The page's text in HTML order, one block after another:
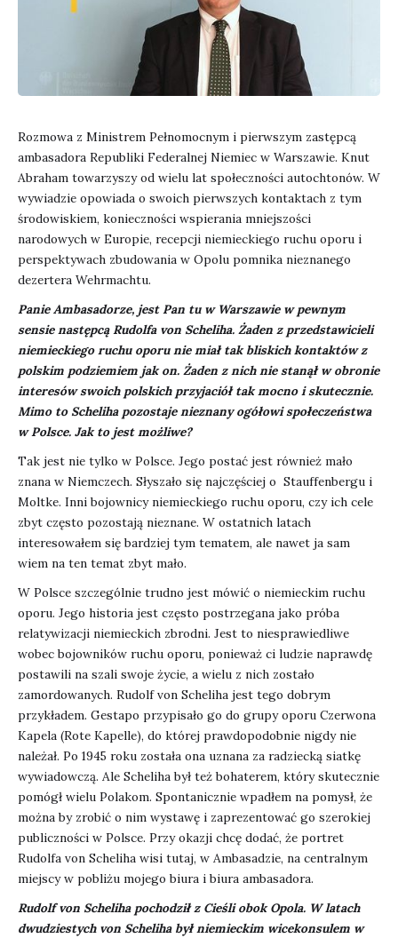
Rozmowa z Ministrem Pełnomocnym i pierwszym zastępcą
ambasadora Republiki Federalnej Niemiec w Warszawie. Knut
Abraham towarzyszy od wielu lat społeczności autochtonów. W
wywiadzie opowiada o swoich pierwszych kontaktach z tym
środowiskiem, konieczności wspierania mniejszości
narodowych w Europie, recepcji niemieckiego ruchu oporu i
perspektywach zbudowania w Opolu pomnika nieznanego
dezertera Wehrmachtu.
Panie Ambasadorze, jest Pan tu w Warszawie w pewnym
sensie następcą Rudolfa von Scheliha. Żaden z przedstawicieli
niemieckiego ruchu oporu nie miał tak bliskich kontaktów z
polskim podziemiem jak on. Żaden z nich nie stanął w obronie
interesów swoich polskich przyjaciół tak mocno i skutecznie.
Mimo to Scheliha pozostaje nieznany ogółowi społeczeństwa
w Polsce. Jak to jest możliwe?
Tak jest nie tylko w Polsce. Jego postać jest również mało
znana w Niemczech. Słyszało się najczęściej o Stauffenbergu i
Moltke. Inni bojownicy niemieckiego ruchu oporu, czy ich cele
zbyt często pozostają nieznane. W ostatnich latach
interesowałem się bardziej tym tematem, ale nawet ja sam
wiem na ten temat zbyt mało.
W Polsce szczególnie trudno jest mówić o niemieckim ruchu
oporu. Jego historia jest często postrzegana jako próba
relatywizacji niemieckich zbrodni. Jest to niesprawiedliwe
wobec bojowników ruchu oporu, ponieważ ci ludzie naprawdę
postawili na szali swoje życie, a wielu z nich zostało
zamordowanych. Rudolf von Scheliha jest tego dobrym
przykładem. Gestapo przypisało go do grupy oporu Czerwona
Kapela (Rote Kapelle), do której prawdopodobnie nigdy nie
należał. Po 1945 roku została ona uznana za radziecką siatkę
wywiadowczą. Ale Scheliha był też bohaterem, który skutecznie
pomógł wielu Polakom. Spontanicznie wpadłem na pomysł, że
można by zrobić o nim wystawę i zaprezentować go szerokiej
publiczności w Polsce. Przy okazji chcę dodać, że portret
Rudolfa von Scheliha wisi tutaj, w Ambasadzie, na centralnym
miejscy w pobliżu mojego biura i biura ambasadora.
Rudolf von Scheliha pochodził z Cieśli obok Opola. W latach
dwudziestych von Scheliha był niemieckim wicekonsulem w